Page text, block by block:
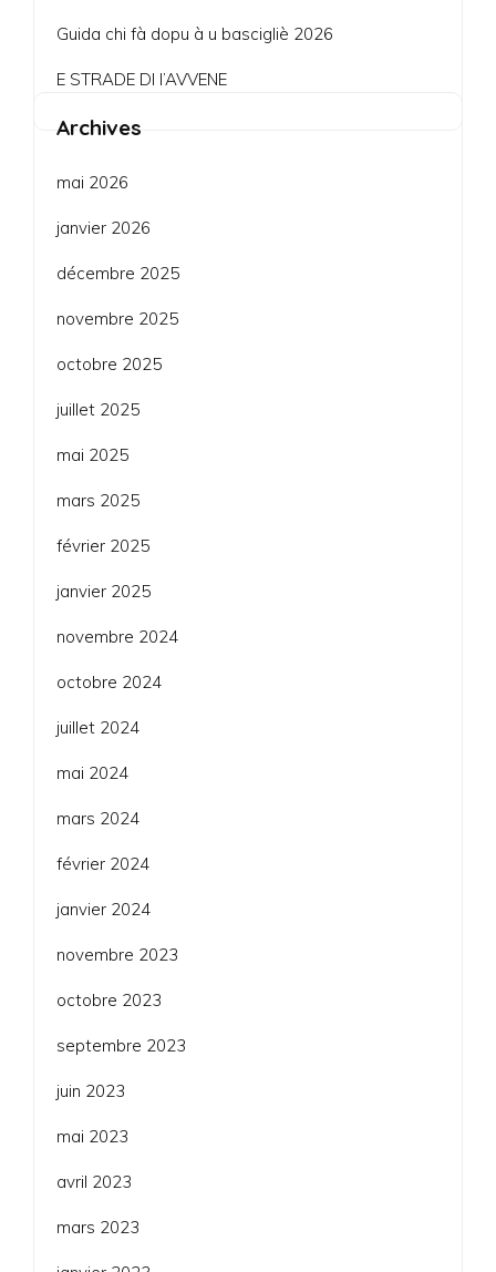
Guida chi fà dopu à u bascigliè 2026
E STRADE DI l’AVVENE
Archives
mai 2026
janvier 2026
décembre 2025
novembre 2025
octobre 2025
juillet 2025
mai 2025
mars 2025
février 2025
janvier 2025
novembre 2024
octobre 2024
juillet 2024
mai 2024
mars 2024
février 2024
janvier 2024
novembre 2023
octobre 2023
septembre 2023
juin 2023
mai 2023
avril 2023
mars 2023